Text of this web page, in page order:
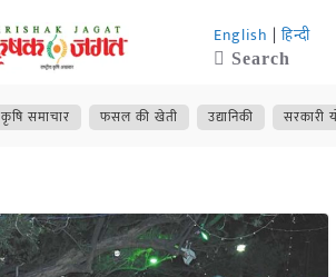
English | हिन्दी
Search
कृषि समाचार फसल की खेती उद्यानिकी सरकारी